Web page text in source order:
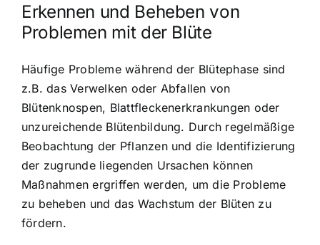
Erkennen und Beheben von
Problemen mit der Blüte
Häufige Probleme während der Blütephase sind
z.B. das Verwelken oder Abfallen von
Blütenknospen, Blattfleckenerkrankungen oder
unzureichende Blütenbildung. Durch regelmäßige
Beobachtung der Pflanzen und die Identifizierung
der zugrunde liegenden Ursachen können
Maßnahmen ergriffen werden, um die Probleme
zu beheben und das Wachstum der Blüten zu
fördern.